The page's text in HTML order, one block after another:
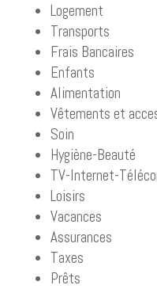
Logement
Transports
Frais Bancaires
Enfants
Alimentation
Vêtements et
Soin
Hygiène-Beauté
TV-Internet-
Loisirs
Vacances
Assurances
Taxes
Prêts